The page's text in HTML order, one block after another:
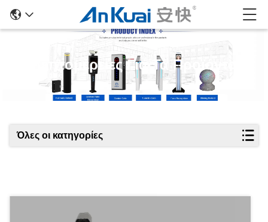
Λεπτομέρειες Για Τα Προϊόντα
Όλες οι κατηγορίες